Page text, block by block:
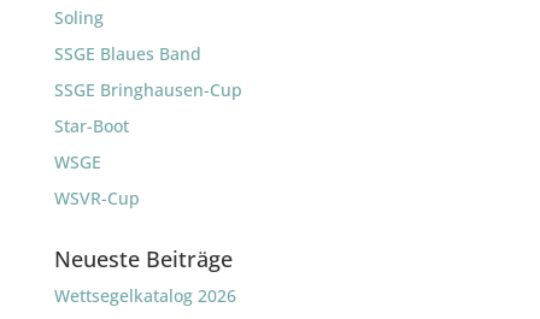
Soling
SSGE Blaues Band
SSGE Bringhausen-Cup
Star-Boot
WSGE
WSVR-Cup
Neueste Beiträge
Wettsegelkatalog 2026